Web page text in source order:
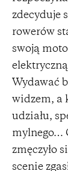
zdecyduje
rowerów
swoją
Wydawać
widzem, a
udziału,
mylnego…
zmęczyło
scenie